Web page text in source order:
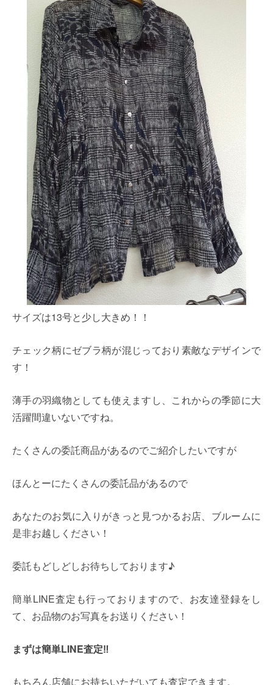
サイズは13号と少し大きめ！！
チェック柄にゼブラ柄が混じっており素敵なデザインで
す！
薄手の羽織物としても使えますし、これからの季節に大
活躍間違いないですね。
たくさんの委託商品があるのでご紹介したいですが
ほんとーにたくさんの委託品があるので
あなたのお気に入りがきっと見つかるお店、ブルームに
是非お越しください！
委託もどしどしお待ちしております♪
簡単LINE査定も行っておりますので、お友達登録をし
て、お品物のお写真をお送りください！
まずは簡単LINE査定‼
もちろん店舗にお持ちいただいても査定できます。